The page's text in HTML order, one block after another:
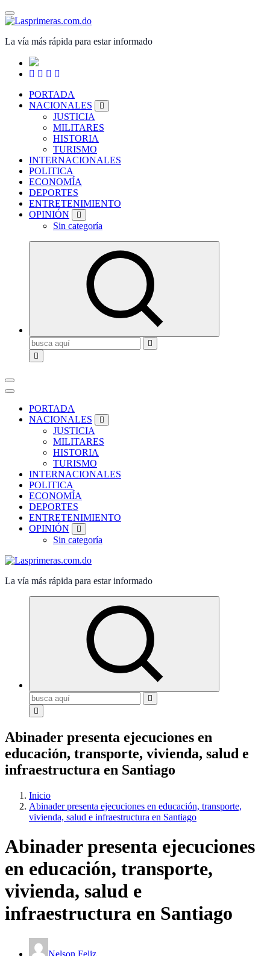
Saltar
al
La vía más rápida para estar informado
PORTADA
NACIONALES
JUSTICIA
MILITARES
HISTORIA
TURISMO
INTERNACIONALES
POLITICA
ECONOMÍA
DEPORTES
ENTRETENIMIENTO
OPINIÓN
Sin categoría
Buscar:
PORTADA
NACIONALES
JUSTICIA
MILITARES
HISTORIA
TURISMO
INTERNACIONALES
POLITICA
ECONOMÍA
DEPORTES
ENTRETENIMIENTO
OPINIÓN
Sin categoría
La vía más rápida para estar informado
Buscar:
Abinader presenta ejecuciones en
educación, transporte, vivienda, salud e
infraestructura en Santiago
Inicio
Abinader presenta ejecuciones en educación, transporte,
vivienda, salud e infraestructura en Santiago
Abinader presenta ejecuciones
en educación, transporte,
vivienda, salud e
infraestructura en Santiago
Nelson Feliz